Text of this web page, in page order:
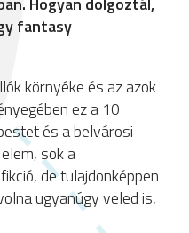
fantasy
környéke és az azok
ez a 10
és a belvárosi
sok a
de tulajdonképpen
ugyanúgy veled is,